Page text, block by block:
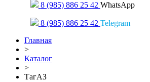
8 (985) 886 25 42 WhatsApp
8 (985) 886 25 42 Telegram
Главная
>
Каталог
>
ТагАЗ